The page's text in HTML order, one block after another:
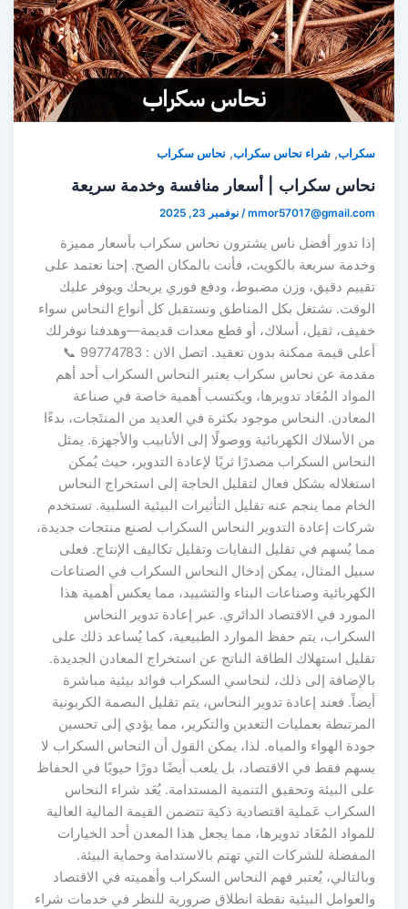
سكراب,شراء نحاس سكراب, نحاس سكراب
نحاس سكراب | أسعار منافسة وخدمة سريعة
mmor57017@gmail.com
/نوفمبر 23, 2025
إذا تدور أفضل ناس يشترون نحاس سكراب بأسعار مميزة
وخدمة سريعة بالكويت، فأنت بالمكان الصح. إحنا نعتمد على
تقييم دقيق، وزن مضبوط، ودفع فوري يريحك ويوفر عليك
الوقت. نشتغل بكل المناطق ونستقبل كل أنواع النحاس سواء
خفيف، ثقيل، أسلاك، أو قطع معدات قديمة—وهدفنا نوفرلك
أعلى قيمة ممكنة بدون تعقيد. اتصل الان : 99774783 📞
مقدمة عن نحاس سكراب يعتبر النحاس السكراب أحد أهم
المواد المُعَاد تدويرها، ويكتسب أهمية خاصة في صناعة
المعادن. النحاس موجود بكثرة في العديد من المنتَجات، بدءًا
من الأسلاك الكهربائية ووصولًا إلى الأنابيب والأجهزة. يمثل
النحاس السكراب مصدرًا ثريًا لإعادة التدوير، حيث يُمكن
استغلاله بشكل فعال لتقليل الحاجة إلى استخراج النحاس
الخام مما ينجم عنه تقليل التأثيرات البيئية السلبية. تستخدم
شركات إعادة التدوير النحاس السكراب لصنع منتجات جديدة،
مما يُسهم في تقليل النفايات وتقليل تكاليف الإنتاج. فعلى
سبيل المثال، يمكن إدخال النحاس السكراب في الصناعات
الكهربائية وصناعات البناء والتشييد، مما يعكس أهمية هذا
المورد في الاقتصاد الدائري. عبر إعادة تدوير النحاس
السكراب، يتم حفظ الموارد الطبيعية، كما يُساعد ذلك على
تقليل استهلاك الطاقة الناتج عن استخراج المعادن الجديدة.
بالإضافة إلى ذلك، لنحاسي السكراب فوائد بيئية مباشرة
أيضاً. فعند إعادة تدوير النحاس، يتم تقليل البصمة الكربونية
المرتبطة بعمليات التعدين والتكرير، مما يؤدي إلى تحسين
جودة الهواء والمياه. لذا، يمكن القول أن النحاس السكراب لا
يسهم فقط في الاقتصاد، بل يلعب أيضًا دورًا حيويًا في الحفاظ
على البيئة وتحقيق التنمية المستدامة. يُعَد شراء النحاس
السكراب عَملية اقتصادية ذكية تتضمن القيمة المالية العالية
للمواد المُعَاد تدويرها، مما يجعل هذا المعدن أحد الخيارات
المفضلة للشركات التي تهتم بالاستدامة وحماية البيئة.
وبالتالي، يُعتبر فهم النحاس السكراب وأهميته في الاقتصاد
والعوامل البيئية نقطة انطلاق ضرورية للنظر في خدمات شراء